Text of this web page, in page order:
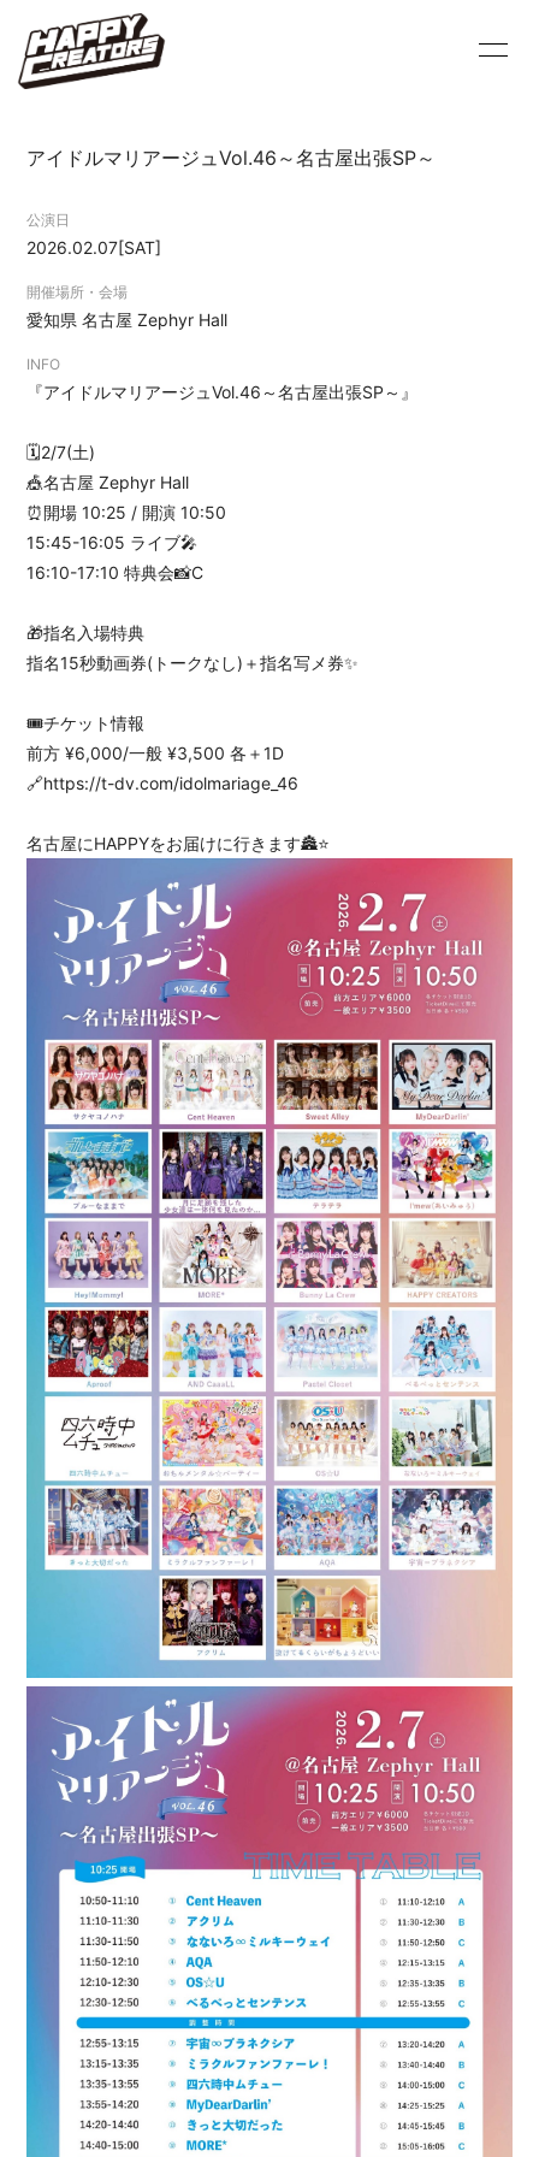
VIDEO
BLOG
PHOTO
会員登録 ログイン
アイドルマリアージュVol.46～名古屋出張SP～
公演日
2026.02.07[SAT]
開催場所・会場
愛知県名古屋 Zephyr Hall
INFO
『アイドルマリアージュVol.46～名古屋出張SP～』
🗓️2/7(土)
🎪名古屋 Zephyr Hall
⏰開場 10:25 / 開演 10:50
15:45-16:05 ライブ🎤
16:10-17:10 特典会📸C
🎁指名入場特典
指名15秒動画券(トークなし)＋指名写メ券✨
🎟チケット情報
前方 ¥6,000/一般 ¥3,500 各＋1D
🔗https://t-dv.com/idolmariage_46
名古屋にHAPPYをお届けに行きます🏯⭐️